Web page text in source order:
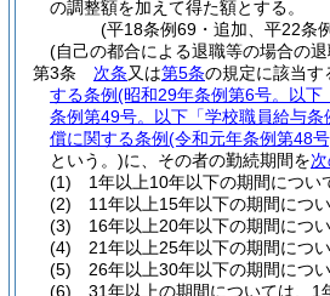
の調整額を加えて得た額とする。
(平18条例69・追加、平22条
(自己の都合による退職等の場合の
第3条
次条又は第5条の規定に該当す
する条例(昭和29年条例第6号。以下
条例第49号。以下「学校職員給与条
償に関する条例(令和元年条例第48
という。)に、その者の勤続期間を
(1)
1年以上10年以下の期間につ
(2)
11年以上15年以下の期間につ
(3)
16年以上20年以下の期間につ
(4)
21年以上25年以下の期間につ
(5)
26年以上30年以下の期間につ
(6)
31年以上の期間については、1